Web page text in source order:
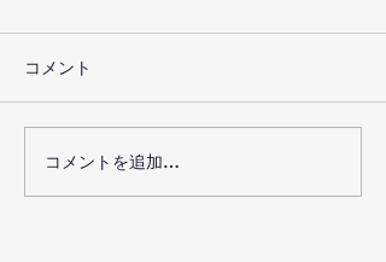
聴き合うことの喜び
コメント
コメントを追加…